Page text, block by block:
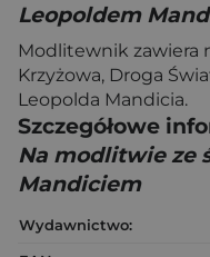
Leopoldem
Modlitewnik zawiera
Krzyżowa, Droga
Leopolda Mandicia.
Szczegółowe
Na modlitwie ze
Mandiciem
Wydawnictwo: